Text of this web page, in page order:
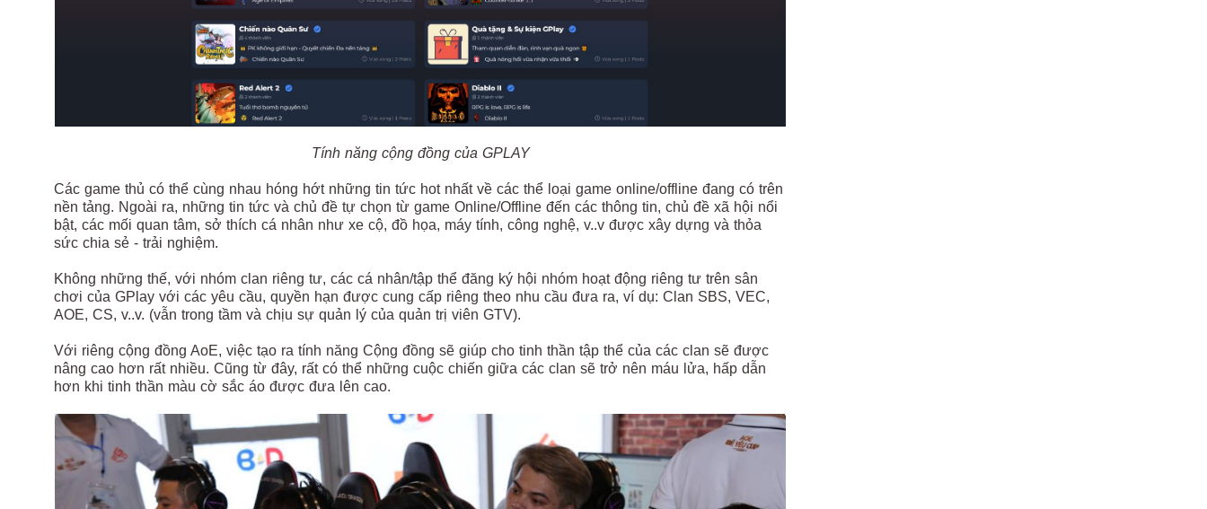
Tính năng cộng đồng của GPLAY
Các game thủ có thể cùng nhau hóng hớt những tin tức hot nhất về các thể loại game online/offline đang có trên
nền tảng. Ngoài ra, những tin tức và chủ đề tự chọn từ game Online/Offline đến các thông tin, chủ đề xã hội nổi
bật, các mối quan tâm, sở thích cá nhân như xe cộ, đồ họa, máy tính, công nghệ, v..v được xây dựng và thỏa
sức chia sẻ - trải nghiệm.
Không những thế, với nhóm clan riêng tư, các cá nhân/tập thể đăng ký hội nhóm hoạt động riêng tư trên sân
chơi của GPlay với các yêu cầu, quyền hạn được cung cấp riêng theo nhu cầu đưa ra, ví dụ: Clan SBS, VEC,
AOE, CS, v..v. (vẫn trong tầm và chịu sự quản lý của quản trị viên GTV).
Với riêng cộng đồng AoE, việc tạo ra tính năng Cộng đồng sẽ giúp cho tinh thần tập thể của các clan sẽ được
nâng cao hơn rất nhiều. Cũng từ đây, rất có thể những cuộc chiến giữa các clan sẽ trở nên máu lửa, hấp dẫn
hơn khi tinh thần màu cờ sắc áo được đưa lên cao.